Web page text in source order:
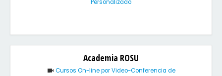
Personalizado
Academia ROSU
Cursos On-line por Video-Conferencia de